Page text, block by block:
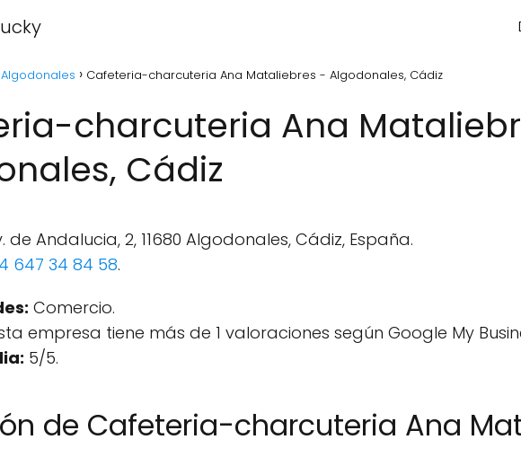
Algodonales Cafeteria-charcuteria Ana Mataliebres - Algodonales, Cádiz
charcuteria Ana
Cádiz
de Andalucia, 2, 11680 Algodonales, Cádiz, España.
647 34 84 58.
Comercio.
empresa tiene más de 1 valoraciones según Google My
5/5.
de Cafeteria-charcuteria Ana